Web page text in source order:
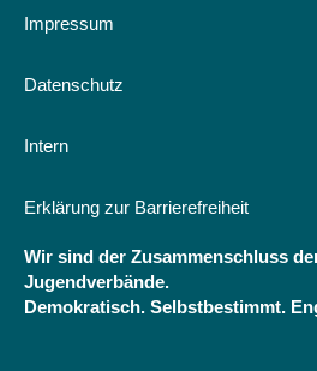
Impressum
Datenschutz
Intern
Erklärung zur Barrierefreiheit
Wir sind der Zusammenschluss
Jugendverbände.
Demokratisch. Selbstbestimmt.